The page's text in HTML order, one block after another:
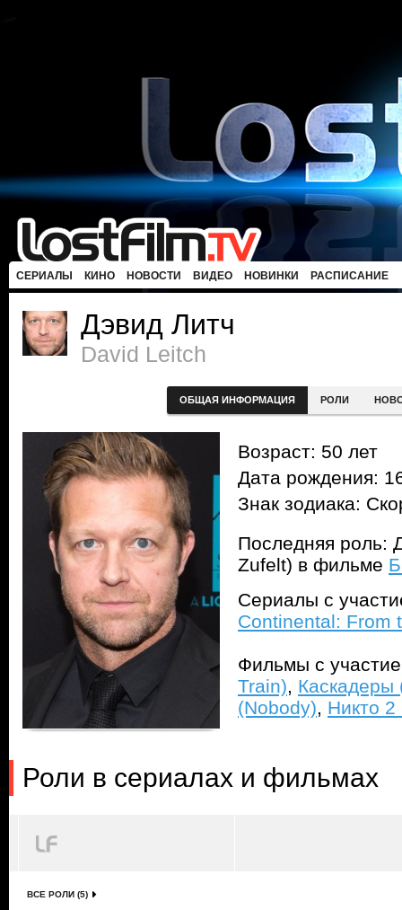
СЕРИАЛЫ КИНО НОВОСТИ ВИДЕО НОВИНКИ РАСПИСАНИЕ
Дэвид Литч
David Leitch
ОБЩАЯ ИНФОРМАЦИЯ РОЛИ
Возраст: 50 лет
Дата рождения:
Знак зодиака:
Последняя роль:
Zufelt) в фильме
Сериалы с
Continental: From
Фильмы с
Train), Каскадеры
(Nobody), Никто
Роли в сериалах и фильмах
ВСЕ РОЛИ (5)